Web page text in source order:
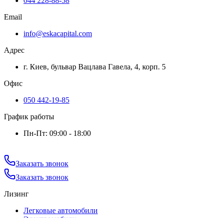
Email
info@eskacapital.com
Адрес
г. Киев, бульвар Вацлава Гавела, 4, корп. 5
Офис
050 442-19-85
График работы
Пн-Пт: 09:00 - 18:00
Заказать звонок
Заказать звонок
Лизинг
Легковые автомобили